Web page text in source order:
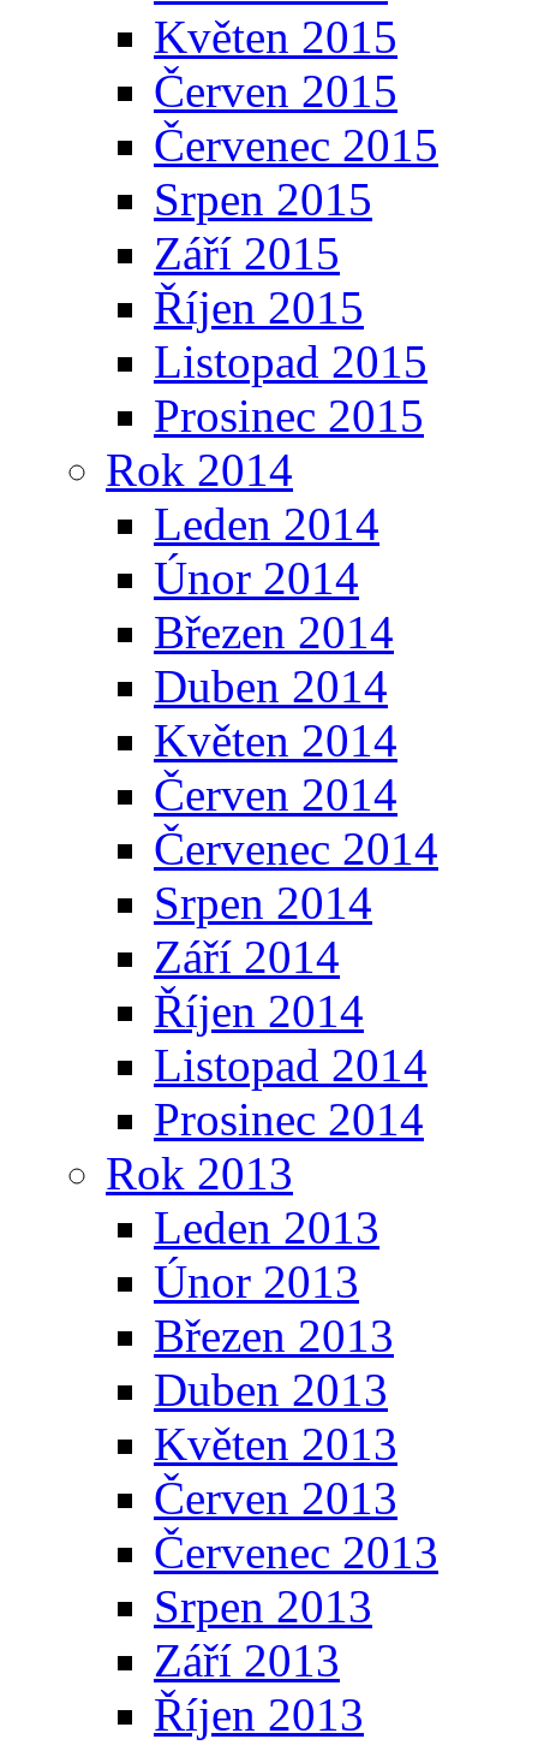
Květen 2015
Červen 2015
Červenec 2015
Srpen 2015
Září 2015
Říjen 2015
Listopad 2015
Prosinec 2015
Rok 2014
Leden 2014
Únor 2014
Březen 2014
Duben 2014
Květen 2014
Červen 2014
Červenec 2014
Srpen 2014
Září 2014
Říjen 2014
Listopad 2014
Prosinec 2014
Rok 2013
Leden 2013
Únor 2013
Březen 2013
Duben 2013
Květen 2013
Červen 2013
Červenec 2013
Srpen 2013
Září 2013
Říjen 2013